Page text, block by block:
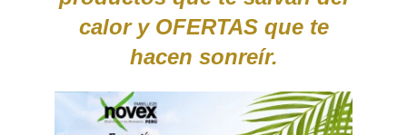
calor y OFERTAS que te
hacen sonreír.